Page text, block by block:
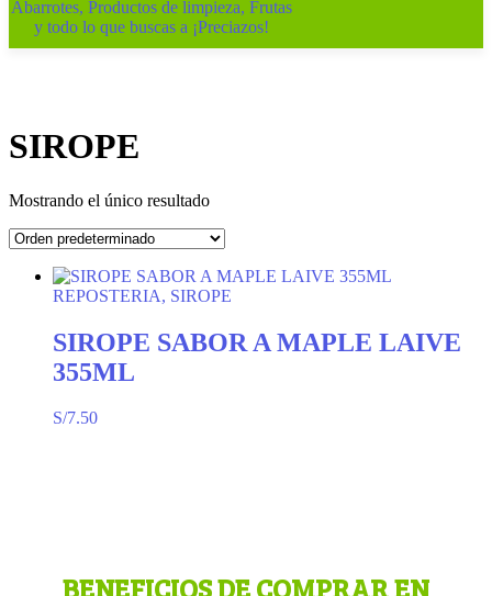
SIROPE
Mostrando el único resultado
REPOSTERIA, SIROPE
SIROPE SABOR A MAPLE LAIVE
355ML
S/7.50